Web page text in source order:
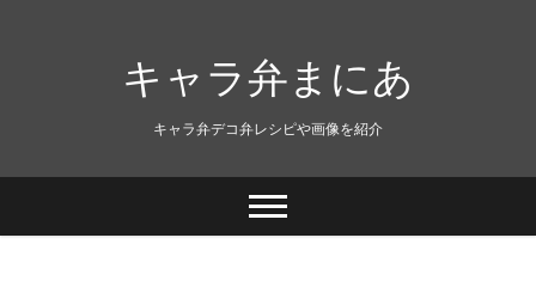
キャラ弁まにあ
キャラ弁デコ弁レシピや画像を紹介